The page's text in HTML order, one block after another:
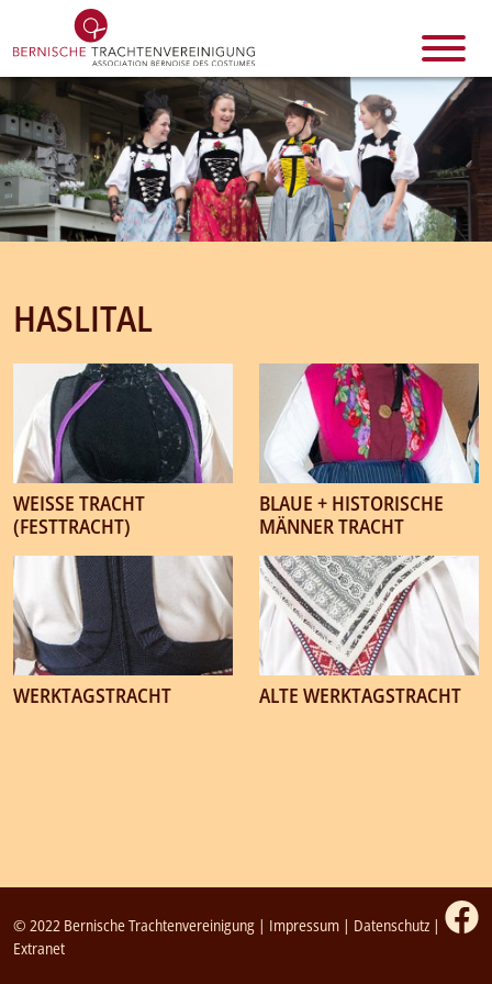
HASLITAL
WEISSE TRACHT
(FESTTRACHT)
BLAUE + HISTORISCHE
MÄNNER TRACHT
WERKTAGSTRACHT ALTE WERKTAGSTRACHT
© 2022 Bernische Trachtenvereinigung | Impressum | Datenschutz |
Extranet